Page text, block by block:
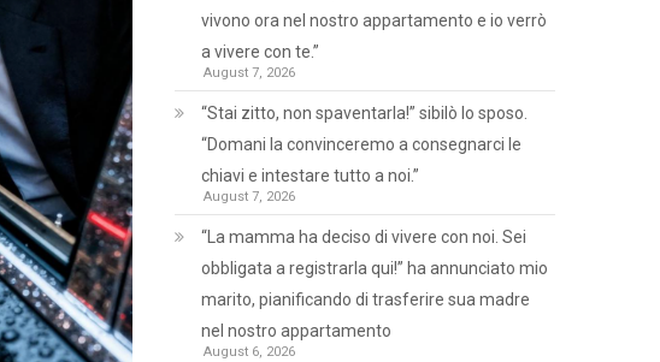
vivono ora nel nostro appartamento e io verrò
a vivere con te.”
August 7, 2026
“Stai zitto, non spaventarla!” sibilò lo sposo.
“Domani la convinceremo a consegnarci le
chiavi e intestare tutto a noi.”
August 7, 2026
“La mamma ha deciso di vivere con noi. Sei
obbligata a registrarla qui!” ha annunciato mio
marito, pianificando di trasferire sua madre
nel nostro appartamento
August 6, 2026